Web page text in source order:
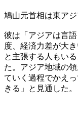
鳩山元首相は東ア
彼は「アジアは言
度、経済力差が大
と主張する人もい
た。アジア地域の
ていく過程でかえ
きる」と見通した。